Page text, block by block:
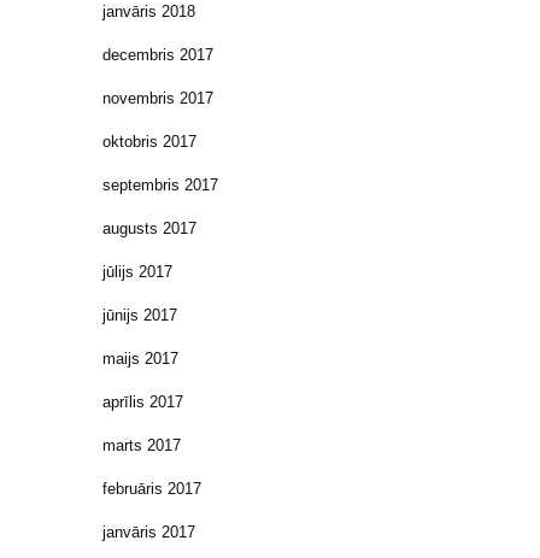
janvāris 2018
decembris 2017
novembris 2017
oktobris 2017
septembris 2017
augusts 2017
jūlijs 2017
jūnijs 2017
maijs 2017
aprīlis 2017
marts 2017
februāris 2017
janvāris 2017